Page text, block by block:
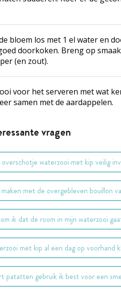
bloem los met 1 el water en
doorkoken. Breng op
(en zout).
voor het serveren met wat
samen met de aardappelen.
vragen
overschotje waterzooi met kip veilig
met de overgebleven bouillon
ik dat de room in mijn waterzooi
met kip al een dag op voorhand
patatten gebruik ik best voor een